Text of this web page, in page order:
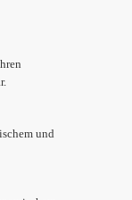
.
und